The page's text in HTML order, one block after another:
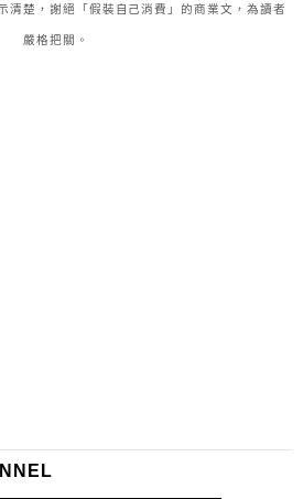
清楚，謝絕「假裝自己消費」的商業文，為讀者
嚴格把關。